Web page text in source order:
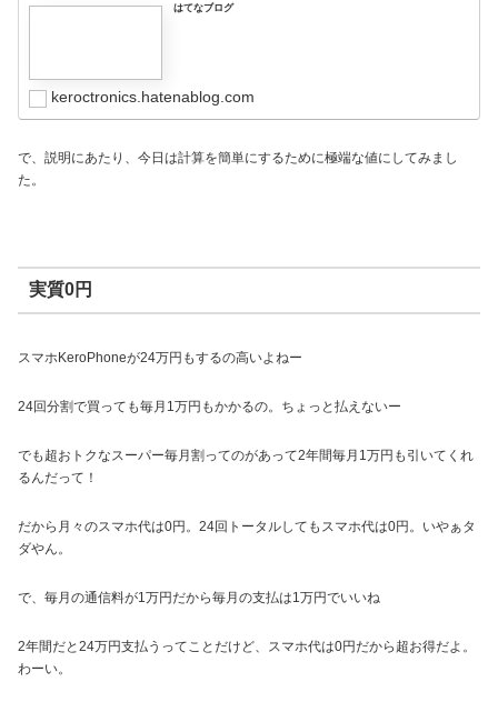
はてなブログ
keroctronics.hatenablog.com
で、説明にあたり、今日は計算を簡単にするために極端な値にしてみまし
た。
実質0円
スマホKeroPhoneが24万円もするの高いよねー
24回分割で買っても毎月1万円もかかるの。ちょっと払えないー
でも超おトクなスーパー毎月割ってのがあって2年間毎月1万円も引いてくれ
るんだって！
だから月々のスマホ代は0円。24回トータルしてもスマホ代は0円。いやぁタ
ダやん。
で、毎月の通信料が1万円だから毎月の支払は1万円でいいね
2年間だと24万円支払うってことだけど、スマホ代は0円だから超お得だよ。
わーい。